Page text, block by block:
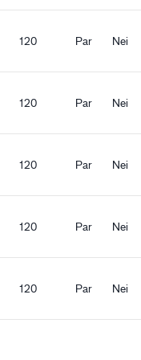
120 Par Nei
120 Par Nei
120 Par Nei
120 Par Nei
120 Par Nei